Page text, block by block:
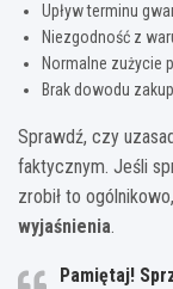
Upływ terminu
Niezgodność z
Normalne zużycie
Brak dowodu
Sprawdź, czy
faktycznym. Jeśli
zrobił to ogólnikowo,
wyjaśnienia.
Pamiętaj!